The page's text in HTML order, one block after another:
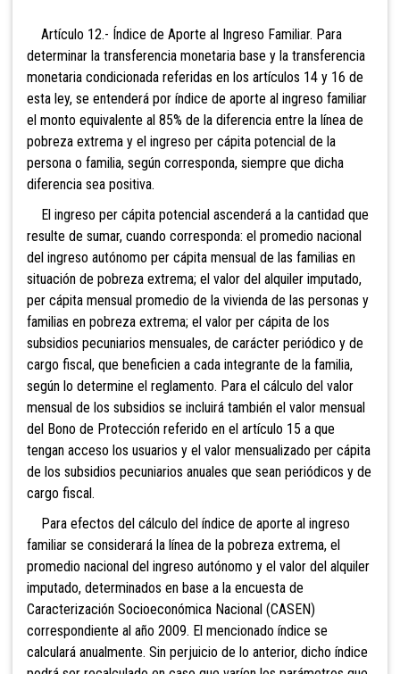
Artículo 12.- Índice de Aporte al Ingreso Familiar. Para
determinar la transferencia monetaria base y la transferencia
monetaria condicionada referidas en los artículos 14 y 16 de
esta ley, se entenderá por índice de aporte al ingreso familiar
el monto equivalente al 85% de la diferencia entre la línea de
pobreza extrema y el ingreso per cápita potencial de la
persona o familia, según corresponda, siempre que dicha
diferencia sea positiva.
El ingreso per cápita potencial ascenderá a la cantidad que
resulte de sumar, cuando corresponda: el promedio nacional
del ingreso autónomo per cápita mensual de las familias en
situación de pobreza extrema; el valor del alquiler imputado,
per cápita mensual promedio de la vivienda de las personas y
familias en pobreza extrema; el valor per cápita de los
subsidios pecuniarios mensuales, de carácter periódico y de
cargo fiscal, que beneficien a cada integrante de la familia,
según lo determine el reglamento. Para el cálculo del valor
mensual de los subsidios se incluirá también el valor mensual
del Bono de Protección referido en el artículo 15 a que
tengan acceso los usuarios y el valor mensualizado per cápita
de los subsidios pecuniarios anuales que sean periódicos y de
cargo fiscal.
Para efectos del cálculo del índice de aporte al ingreso
familiar se considerará la línea de la pobreza extrema, el
promedio nacional del ingreso autónomo y el valor del alquiler
imputado, determinados en base a la encuesta de
Caracterización Socioeconómica Nacional (CASEN)
correspondiente al año 2009. El mencionado índice se
calculará anualmente. Sin perjuicio de lo anterior, dicho índice